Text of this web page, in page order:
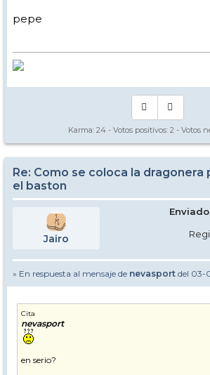
pepe
Karma: 24 - Votos positivos: 2 - Votos
Re: Como se coloca la dragonera
el baston
Jairo
» En respuesta al mensaje de nevasport del 03-
Cita
nevasport
en serio?